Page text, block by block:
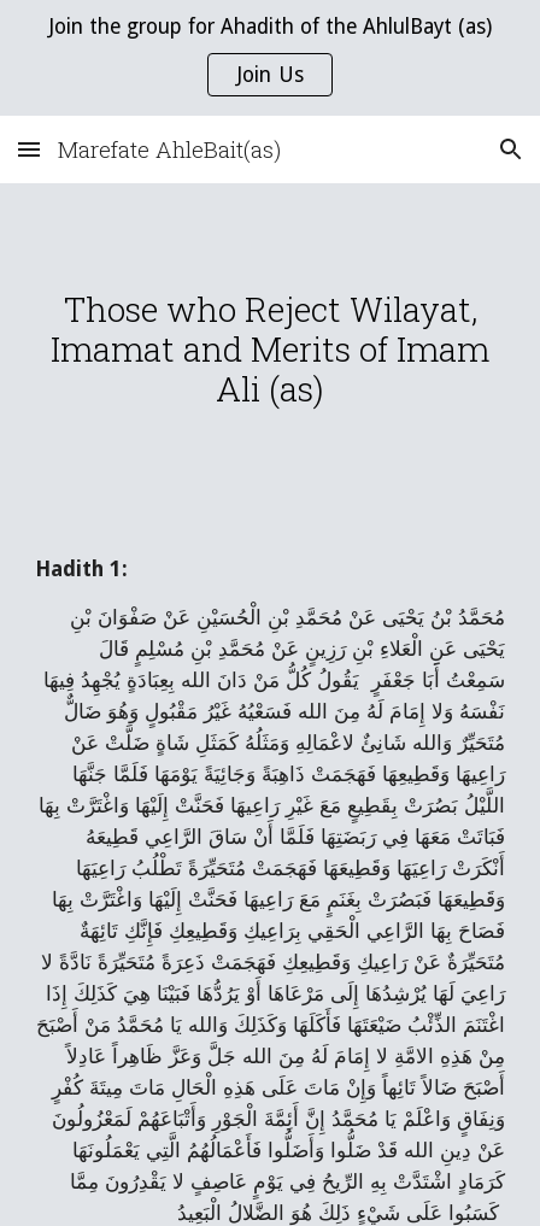
Skip to main content Skip to navigation
Join the group for Ahadith of the AhlulBayt (as)
Join Us
Marefate AhleBait(as)
Those who Reject Wilayat,
Imamat and Merits of Imam
Ali (as)
Hadith 1:
مُحَمَّدُ بْنُ يَحْيَى عَنْ مُحَمَّدِ بْنِ الْحُسَيْنِ عَنْ صَفْوَانَ بْنِ
يَحْيَى عَنِ الْعَلاءِ بْنِ رَزِينٍ عَنْ مُحَمَّدِ بْنِ مُسْلِمٍ قَالَ
سَمِعْتُ أَبَا جَعْفَرٍ يَقُولُ كُلُّ مَنْ دَانَ الله بِعِبَادَةٍ يُجْهِدُ فِيهَا
نَفْسَهُ وَلا إِمَامَ لَهُ مِنَ الله فَسَعْيُهُ غَيْرُ مَقْبُولٍ وَهُوَ ضَالٌّ
مُتَحَيِّرٌ وَالله شَانِئٌ لاعْمَالِهِ وَمَثَلُهُ كَمَثَلِ شَاةٍ ضَلَّتْ عَنْ
رَاعِيهَا وَقَطِيعِهَا فَهَجَمَتْ ذَاهِبَةً وَجَائِيَةً يَوْمَهَا فَلَمَّا جَنَّهَا
اللَّيْلُ بَصُرَتْ بِقَطِيعٍ مَعَ غَيْرِ رَاعِيهَا فَحَنَّتْ إِلَيْهَا وَاغْتَرَّتْ بِهَا
فَبَاتَتْ مَعَهَا فِي رَبَضَتِهَا فَلَمَّا أَنْ سَاقَ الرَّاعِي قَطِيعَهُ
أَنْكَرَتْ رَاعِيَهَا وَقَطِيعَهَا فَهَجَمَتْ مُتَحَيِّرَةً تَطْلُبُ رَاعِيَهَا
وَقَطِيعَهَا فَبَصُرَتْ بِغَنَمٍ مَعَ رَاعِيهَا فَحَنَّتْ إِلَيْهَا وَاغْتَرَّتْ بِهَا
فَصَاحَ بِهَا الرَّاعِي الْحَقِي بِرَاعِيكِ وَقَطِيعِكِ فَإِنَّكِ تَائِهَةٌ
مُتَحَيِّرَةٌ عَنْ رَاعِيكِ وَقَطِيعِكِ فَهَجَمَتْ ذَعِرَةً مُتَحَيِّرَةً نَادَّةً لا
رَاعِيَ لَهَا يُرْشِدُهَا إِلَى مَرْعَاهَا أَوْ يَرُدُّهَا فَبَيْنَا هِيَ كَذَلِكَ إِذَا
اغْتَنَمَ الذِّئْبُ ضَيْعَتَهَا فَأَكَلَهَا وَكَذَلِكَ وَالله يَا مُحَمَّدُ مَنْ أَصْبَحَ
مِنْ هَذِهِ الامَّةِ لا إِمَامَ لَهُ مِنَ الله جَلَّ وَعَزَّ ظَاهِراً عَادِلاً
أَصْبَحَ ضَالاً تَائِهاً وَإِنْ مَاتَ عَلَى هَذِهِ الْحَالِ مَاتَ مِيتَةَ كُفْرٍ
وَنِفَاقٍ وَاعْلَمْ يَا مُحَمَّدُ إِنَّ أَئِمَّةَ الْجَوْرِ وَأَتْبَاعَهُمْ لَمَعْزُولُونَ
عَنْ دِينِ الله قَدْ ضَلُّوا وَأَضَلُّوا فَأَعْمَالُهُمُ الَّتِي يَعْمَلُونَهَا
كَرَمَادٍ اشْتَدَّتْ بِهِ الرِّيحُ فِي يَوْمٍ عَاصِفٍ لا يَقْدِرُونَ مِمَّا
كَسَبُوا عَلَى شَيْ‏ءٍ ذَلِكَ هُوَ الضَّلالُ الْبَعِيدُ